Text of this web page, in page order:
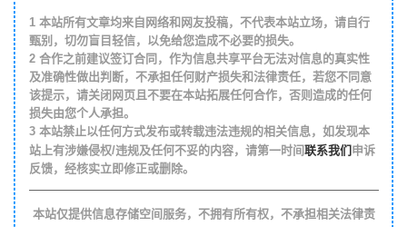
1本站所有文章均来自网络和网友投稿，不代表本站立场，请自行
甄别，切勿盲目轻信，以免给您造成不必要的损失。
2合作之前建议签订合同，作为信息共享平台无法对信息的真实性
及准确性做出判断，不承担任何财产损失和法律责任，若您不同意
该提示，请关闭网页且不要在本站拓展任何合作，否则造成的任何
损失由您个人承担。
3本站禁止以任何方式发布或转载违法违规的相关信息，如发现本
站上有涉嫌侵权/违规及任何不妥的内容，请第一时间联系我们申诉
反馈，经核实立即修正或删除。
本站仅提供信息存储空间服务，不拥有所有权，不承担相关法律责